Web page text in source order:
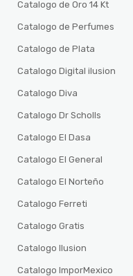
Catalogo de Oro 14 Kt
Catalogo de Perfumes
Catalogo de Plata
Catalogo Digital ilusion
Catalogo Diva
Catalogo Dr Scholls
Catalogo El Dasa
Catalogo El General
Catalogo El Norteño
Catalogo Ferreti
Catalogo Gratis
Catalogo Ilusion
Catalogo ImporMexico